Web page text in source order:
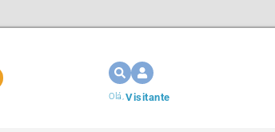
Olá,Visitante